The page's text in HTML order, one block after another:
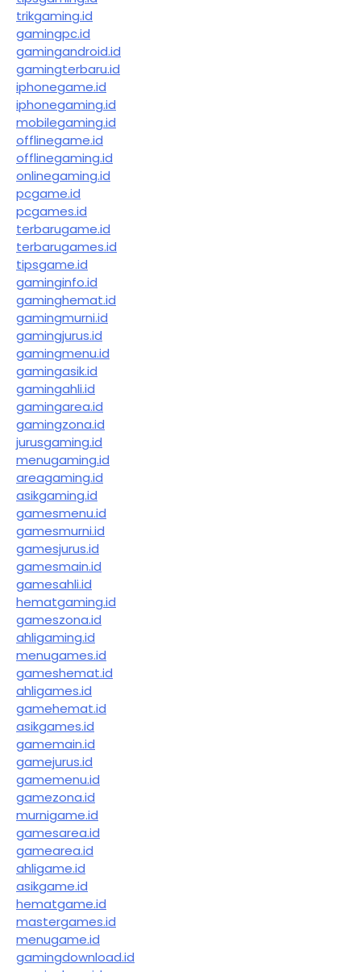
trikgaming.id
gamingpc.id
gamingandroid.id
gamingterbaru.id
iphonegame.id
iphonegaming.id
mobilegaming.id
offlinegame.id
offlinegaming.id
onlinegaming.id
pcgame.id
pcgames.id
terbarugame.id
terbarugames.id
tipsgame.id
gaminginfo.id
gaminghemat.id
gamingmurni.id
gamingjurus.id
gamingmenu.id
gamingasik.id
gamingahli.id
gamingarea.id
gamingzona.id
jurusgaming.id
menugaming.id
areagaming.id
asikgaming.id
gamesmenu.id
gamesmurni.id
gamesjurus.id
gamesmain.id
gamesahli.id
hematgaming.id
gameszona.id
ahligaming.id
menugames.id
gameshemat.id
ahligames.id
gamehemat.id
asikgames.id
gamemain.id
gamejurus.id
gamemenu.id
gamezona.id
murnigame.id
gamesarea.id
gamearea.id
ahligame.id
asikgame.id
hematgame.id
mastergames.id
menugame.id
gamingdownload.id